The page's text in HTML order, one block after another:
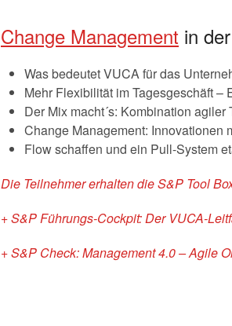
Change Management in
Was bedeutet VUCA für das
Mehr Flexibilität im Tagesgeschäft –
Der Mix macht´s: Kombination agiler
Change Management: Innovationen
Flow schaffen und ein Pull-System
Die Teilnehmer erhalten die S&P Tool
+ S&P Führungs-Cockpit: Der VUCA-
+ S&P Check: Management 4.0 – Agile